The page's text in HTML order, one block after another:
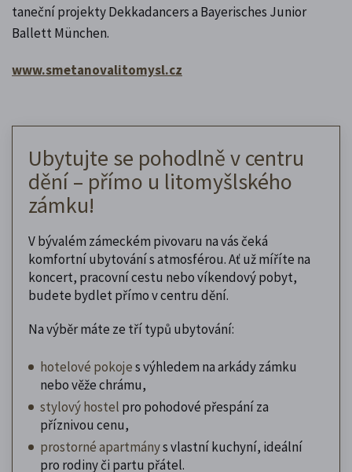
taneční projekty Dekkadancers a Bayerisches Junior
Ballett München.
www.smetanovalitomysl.cz
Ubytujte se pohodlně v centru
dění – přímo u litomyšlského
zámku!
V bývalém zámeckém pivovaru na vás čeká
komfortní ubytování s atmosférou. Ať už míříte na
koncert, pracovní cestu nebo víkendový pobyt,
budete bydlet přímo v centru dění.
Na výběr máte ze tří typů ubytování:
hotelové pokojes výhledem na arkády zámku
nebo věže chrámu,
stylový hostel pro pohodové přespání za
příznivou cenu,
prostorné apartmánys vlastní kuchyní, ideální
pro rodiny či partu přátel.